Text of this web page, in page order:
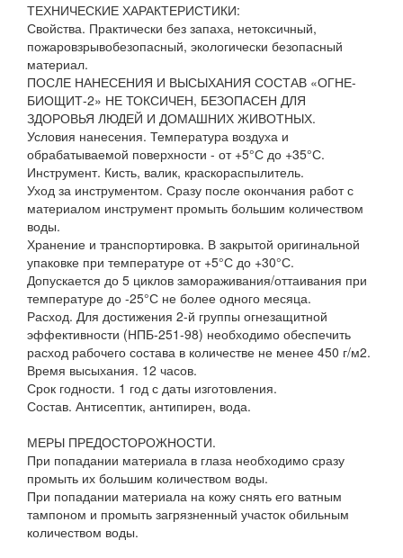
ТЕХНИЧЕСКИЕ ХАРАКТЕРИСТИКИ:
Свойства. Практически без запаха, нетоксичный,
пожаровзрывобезопасный, экологически безопасный
материал.
ПОСЛЕ НАНЕСЕНИЯ И ВЫСЫХАНИЯ СОСТАВ «ОГНЕ-
БИОЩИТ-2» НЕ ТОКСИЧЕН, БЕЗОПАСЕН ДЛЯ
ЗДОРОВЬЯ ЛЮДЕЙ И ДОМАШНИХ ЖИВОТНЫХ.
Условия нанесения. Температура воздуха и
обрабатываемой поверхности - от +5°С до +35°С.
Инструмент. Кисть, валик, краскораспылитель.
Уход за инструментом. Сразу после окончания работ с
материалом инструмент промыть большим количеством
воды.
Хранение и транспортировка. В закрытой оригинальной
упаковке при температуре от +5°С до +30°С.
Допускается до 5 циклов замораживания/оттаивания при
температуре до -25°С не более одного месяца.
Расход. Для достижения 2-й группы огнезащитной
эффективности (НПБ-251-98) необходимо обеспечить
расход рабочего состава в количестве не менее 450 г/м2.
Время высыхания. 12 часов.
Срок годности. 1 год с даты изготовления.
Состав. Антисептик, антипирен, вода.
МЕРЫ ПРЕДОСТОРОЖНОСТИ.
При попадании материала в глаза необходимо сразу
промыть их большим количеством воды.
При попадании материала на кожу снять его ватным
тампоном и промыть загрязненный участок обильным
количеством воды.